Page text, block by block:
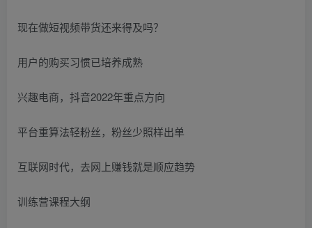
现在做短视频带货还来得及吗？
用户的购买习惯已培养成熟
兴趣电商，抖音2022年重点方向
平台重算法轻粉丝，粉丝少照样出单
互联网时代，去网上赚钱就是顺应趋势
训练营课程大纲